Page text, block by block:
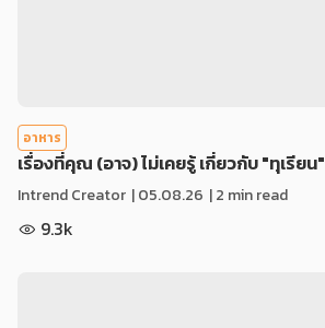
อาหาร
เรื่องที่คุณ (อาจ) ไม่เคยรู้ เกี่ยวกับ "ทุเรียน"
Intrend Creator |05.08.26 | 2 min read
9.3k